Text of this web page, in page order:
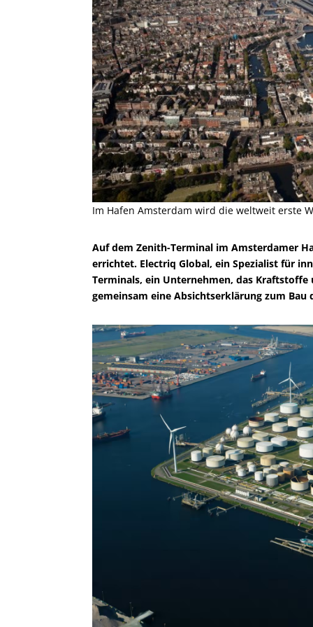
Im Hafen Amsterdam wird die weltweit erste
Auf dem Zenith-Terminal im Amsterdamer
errichtet. Electriq Global, ein Spezialist für
Terminals, ein Unternehmen, das
gemeinsam eine Absichtserklärung zum